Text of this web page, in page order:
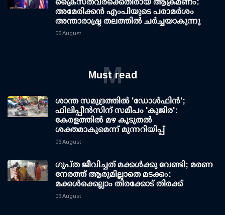
ക്രൈസ്തവർക്കെതിരായ ആക്രമണം:
അമേരിക്കൻ എംപിയുടെ പരാമർശം
അന്താരാഷ്ട്ര തലത്തിൽ ചർച്ചയാകുന്നു
06 August
Must read
M
ശാന്ത സമുദ്രത്തില്‍ 'ഡോള്‍ഫിന്‍';
ഫിലിപ്പീന്‍സിന് സമീപം 'കുജിര':
കേരളത്തില്‍ മഴ കൂടുതല്‍
ശക്തമാകുമെന്ന് മുന്നറിയിപ്പ്
06 August
ഗുപ്ത ജീവിച്ചത് മക്കള്‍ക്കു വേണ്ടി; മരണ
നേരത്ത് ആരുമില്ലാതെ മടക്കം:
മക്കള്‍ക്കെല്ലാം തിരക്കോട് തിരക്ക്
06 August